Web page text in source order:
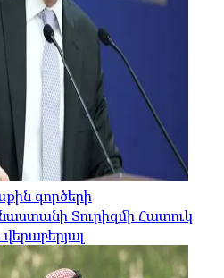
գործերի
Տուրիզմի Հատուկ